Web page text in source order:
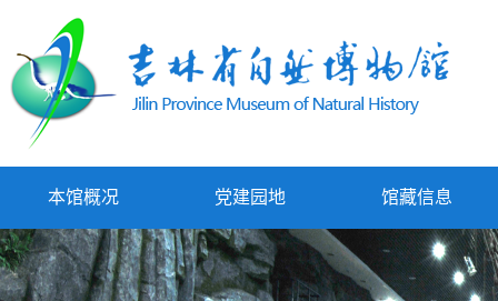
本馆概况 党建园地 馆藏信息